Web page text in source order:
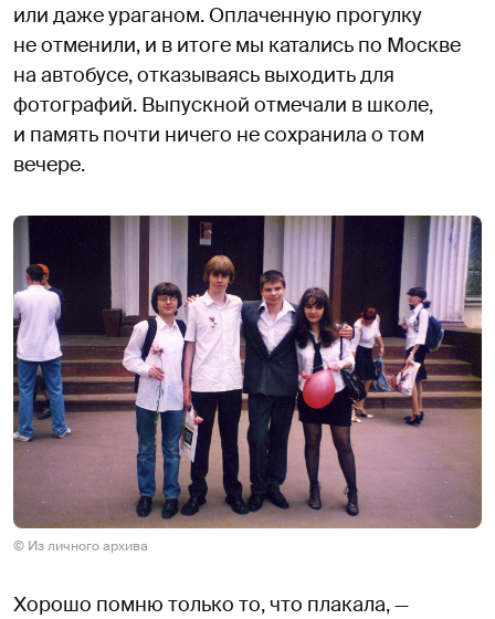
или даже ураганом. Оплаченную прогулку
не отменили, и в итоге мы катались по Москве
на автобусе, отказываясь выходить для
фотографий. Выпускной отмечали в школе,
и память почти ничего не сохранила о том
вечере.
© Из личного архива
Хорошо помню только то, что плакала, —